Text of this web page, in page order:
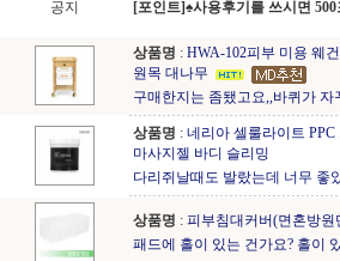
공지 [포인트]♠사용후기를 쓰시면
상품명 : HWA-102피부 미용 웨
원목 대나무
구매한지는 좀됐고요,,바퀴가 자
상품명 : 네리아 셀룰라이트
마사지젤 바디 슬리밍
다리쥐날때도 발랐는데 너무 좋
상품명 : 피부침대커버(면혼방
패드에 홀이 있는 건가요? 홀이